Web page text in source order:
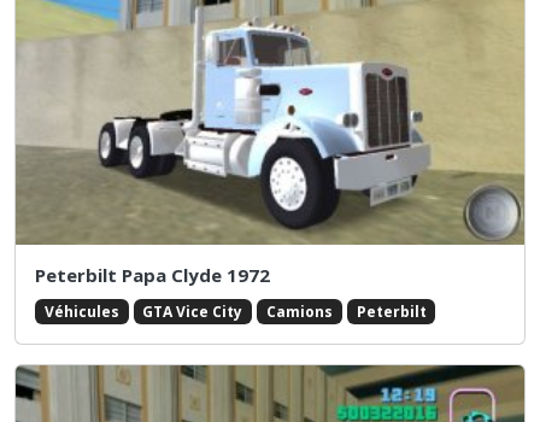
Peterbilt Papa Clyde 1972
Véhicules GTA Vice City Camions Peterbilt